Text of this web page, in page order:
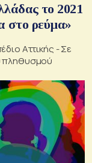
το 2021
στο ρεύμα»
Αττικής - Σε
πληθυσμού